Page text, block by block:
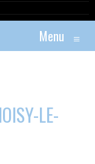
Menu ≡
LE-